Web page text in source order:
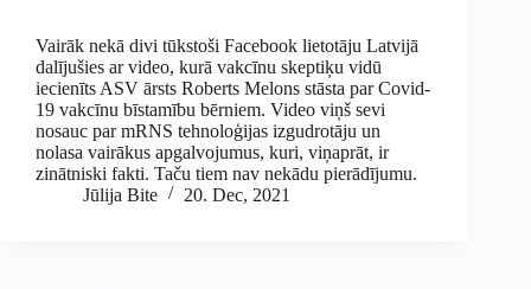
Vairāk nekā divi tūkstoši Facebook lietotāju Latvijā
dalījušies ar video, kurā vakcīnu skeptiķu vidū
iecienīts ASV ārsts Roberts Melons stāsta par Covid-
19 vakcīnu bīstamību bērniem. Video viņš sevi
nosauc par mRNS tehnoloģijas izgudrotāju un
nolasa vairākus apgalvojumus, kuri, viņaprāt, ir
zinātniski fakti. Taču tiem nav nekādu pierādījumu.
Jūlija Bite
20. Dec, 2021